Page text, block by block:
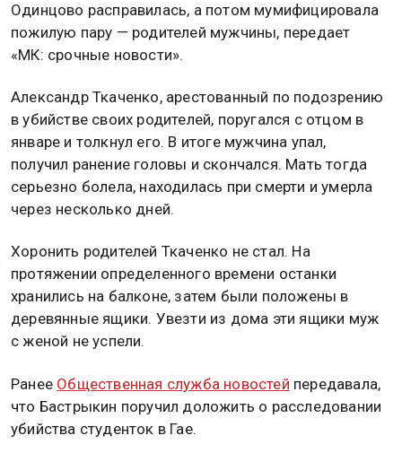
Одинцово расправилась, а потом мумифицировала
пожилую пару — родителей мужчины, передает
«МК: срочные новости».
Александр Ткаченко, арестованный по подозрению
в убийстве своих родителей, поругался с отцом в
январе и толкнул его. В итоге мужчина упал,
получил ранение головы и скончался. Мать тогда
серьезно болела, находилась при смерти и умерла
через несколько дней.
Хоронить родителей Ткаченко не стал. На
протяжении определенного времени останки
хранились на балконе, затем были положены в
деревянные ящики. Увезти из дома эти ящики муж
с женой не успели.
Ранее Общественная служба новостей передавала,
что Бастрыкин поручил доложить о расследовании
убийства студенток в Гае.